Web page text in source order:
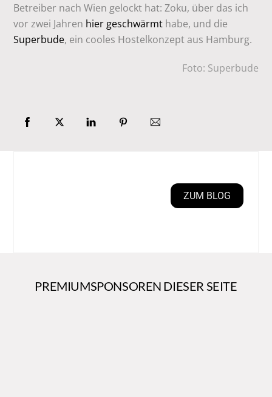
Betreiber nach Wien gelockt hat: Zoku, über das ich
vor zwei Jahren hier geschwärmt habe, und die
Superbude, ein cooles Hostelkonzept aus Hamburg.
Foto: Superbude
ZUM BLOG
PREMIUMSPONSOREN DIESER SEITE